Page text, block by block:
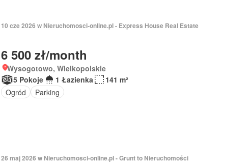
10 cze 2026 w Nieruchomosci-online.pl - Express House Real Estate
6 500 zł/month
Wysogotowo, Wielkopolskie
5 Pokoje
1 Łazienka
141 m²
Ogród
Parking
26 maj 2026 w Nieruchomosci-online.pl - Grunt to Nieruchomości